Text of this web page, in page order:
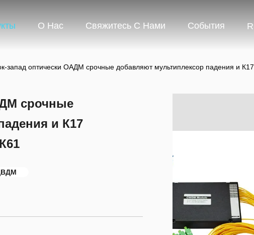
О Нас Свяжитесь С Нами События
запад оптически ОАДМ срочные добавляют мультиплексор падения и
срочные
и К17